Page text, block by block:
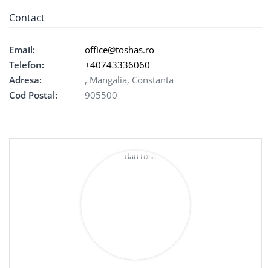
Contact
Email:
office@toshas.ro
Telefon:
+40743336060
Adresa:
, Mangalia, Constanta
Cod Postal:
905500